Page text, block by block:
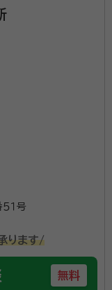
１号
ります/
無料